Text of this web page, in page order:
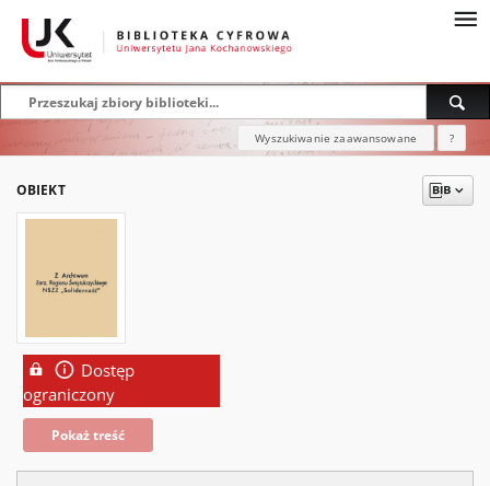
Wyszukiwanie zaawansowane ?
OBIEKT
Dostęp
ograniczony
Pokaż treść